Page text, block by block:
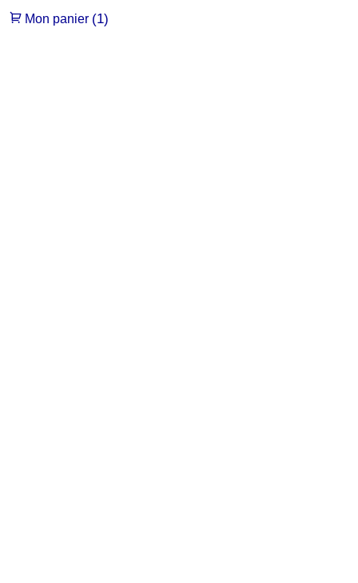
Mon panier (1)